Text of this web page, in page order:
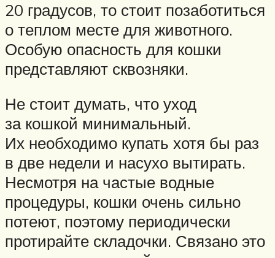
20 градусов, то стоит позаботиться
о теплом месте для животного.
Особую опасность для кошки
представляют сквозняки.
Не стоит думать, что уход
за кошкой минимальный.
Их необходимо купать хотя бы раз
в две недели и насухо вытирать.
Несмотря на частые водные
процедуры, кошки очень сильно
потеют, поэтому периодически
протирайте складочки. Связано это